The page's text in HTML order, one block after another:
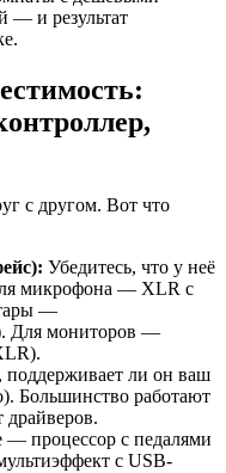
— и результат
с другом. Вот что
Убедитесь, что у неё
микрофона — XLR с
—
Для мониторов —
поддерживает ли он ваш
Большинство работают
драйверов.
— процессор с педалями
с USB-